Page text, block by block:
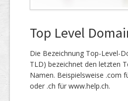
Top Level
Die Bezeichnung Top-Level-
TLD) bezeichnet den letzten
Namen. Beispielsweise .com
oder .ch für www.help.ch.